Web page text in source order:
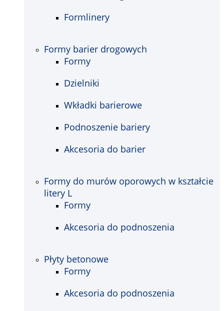
Formlinery
Formy barier drogowych
Formy
Dzielniki
Wkładki barierowe
Podnoszenie bariery
Akcesoria do barier
Formy do murów oporowych w kształcie
litery L
Formy
Akcesoria do podnoszenia
Płyty betonowe
Formy
Akcesoria do podnoszenia